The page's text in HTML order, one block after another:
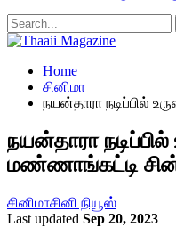
Home
சினிமா
நயன்தாரா நடிப்பில்
நயன்தாரா நடிப்பில்
மண்ணாங்கட்டி
சினிமாசினி நியூஸ்
Last updated Sep 20, 2023